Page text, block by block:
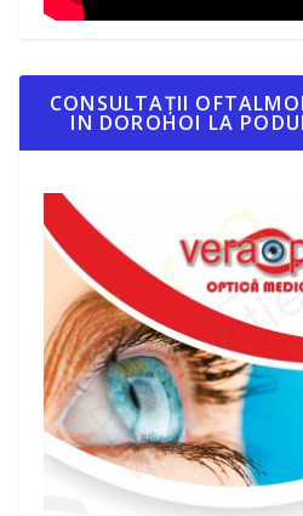
CONSULTAȚII
IN DOROHOI LA